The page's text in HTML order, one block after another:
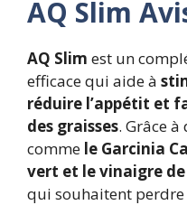
AQ Slim
AQ Slim est un
efficace qui aide à
réduire l’appétit et
des graisses. Grâce
comme le Garcinia
vert et le vinaigre
qui souhaitent